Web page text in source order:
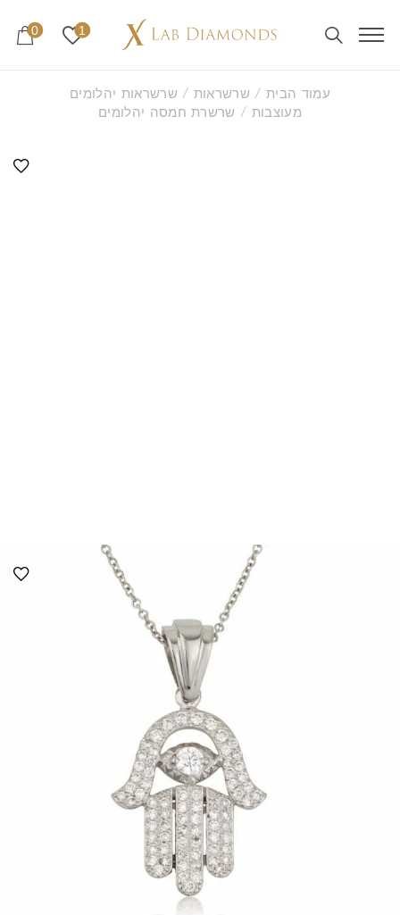
1
0
עמוד הבית/ שרשראות / שרשראות יהלומים
מעוצבות / שרשרת חמסה יהלומים